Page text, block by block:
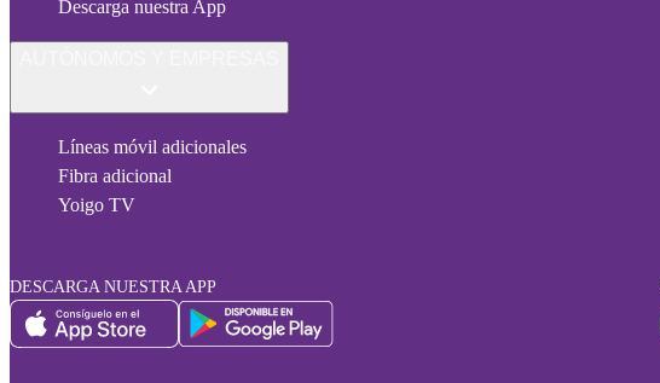
Descarga nuestra App
Líneas móvil adicionales
Fibra adicional
Yoigo TV
DESCARGA NUESTRA APP